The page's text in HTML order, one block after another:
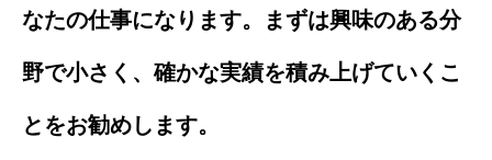
なたの仕事になります。まずは興味のある分
野で小さく、確かな実績を積み上げていくこ
とをお勧めします。